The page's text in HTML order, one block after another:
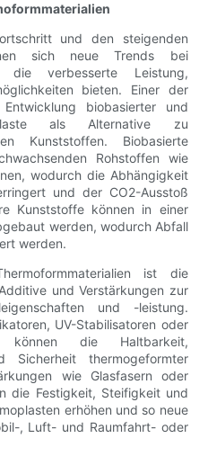
und den steigenden
sich neue Trends bei
die verbesserte Leistung,
bieten. Einer der
biobasierter und
als Alternative zu
Kunststoffen. Biobasierte
Rohstoffen wie
wodurch die Abhängigkeit
und der CO2-Ausstoß
Kunststoffe können in einer
werden, wodurch Abfall
werden.
ist die
und Verstärkungen zur
und -leistung.
UV-Stabilisatoren oder
können die Haltbarkeit,
Sicherheit thermogeformter
wie Glasfasern oder
die Festigkeit, Steifigkeit und
erhöhen und so neue
, Luft- und Raumfahrt- oder